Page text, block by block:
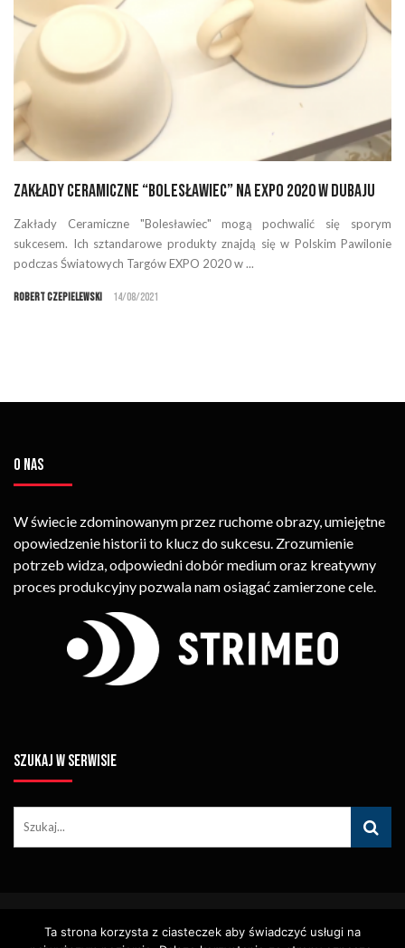
Zakłady Ceramiczne “Bolesławiec” na EXPO 2020 w Dubaju
Zakłady Ceramiczne "Bolesławiec" mogą pochwalić się sporym
sukcesem. Ich sztandarowe produkty znajdą się w Polskim Pawilonie
podczas Światowych Targów EXPO 2020 w ...
Robert Czepielewski 14/08/2021
O NAS
W świecie zdominowanym przez ruchome obrazy, umiejętne
opowiedzenie historii to klucz do sukcesu. Zrozumienie
potrzeb widza, odpowiedni dobór medium oraz kreatywny
proces produkcyjny pozwala nam osiągać zamierzone cele.
SZUKAJ W SERWISIE
Tym Zdjęć, Materiałów Wideo) Bez Pisemnego Zezwolenia
Ta strona korzysta z ciasteczek aby świadczyć usługi na